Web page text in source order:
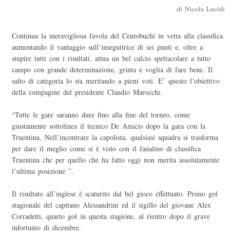
di Nicola Lucidi
Continua la meravigliosa favola del Centobuchi in vetta alla classifica
aumentando il vantaggio sull’inseguitrice di sei punti e, oltre a
stupire tutti con i risultati, attua un bel calcio spettacolare a tutto
campo con grande determinazione, grinta e voglia di fare bene. Il
salto di categoria lo sta meritando a pieni voti. E’ questo l’obiettivo
della compagine del presidente Claudio Marocchi.
“Tutte le gare saranno dure fino alla fine del torneo, come
giustamente sottolinea il tecnico De Amicis dopo la gara con la
Truentina. Nell’incontrare la capolista, qualsiasi squadra si trasforma
per dare il meglio come si è visto con il fanalino di classifica
Truentina che per quello che ha fatto oggi non merita assolutamente
l’ultima posizione ”.
Il risultato all’inglese è scaturito dal bel gioco effettuato. Primo gol
stagionale del capitano Alessandrini ed il sigillo del giovane Alex
Corradetti, quarto gol in questa stagione, al rientro dopo il grave
infortunio di dicembre.